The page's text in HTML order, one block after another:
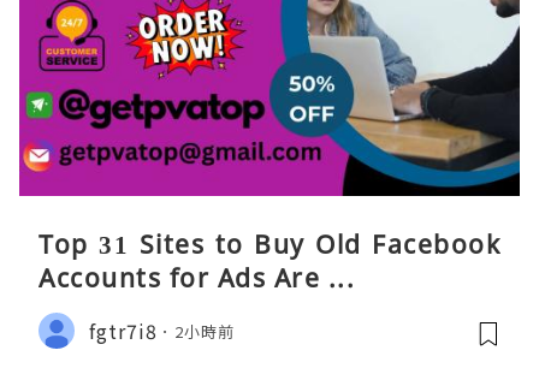
Top 31 Sites to Buy Old Facebook
Accounts​ for Ads Are ...
fgtr7i8 2小時前